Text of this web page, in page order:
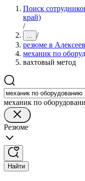
Поиск
край)
/
... /
резюме в
механик по
вахтовый метод
механик по
Резюме
Найти